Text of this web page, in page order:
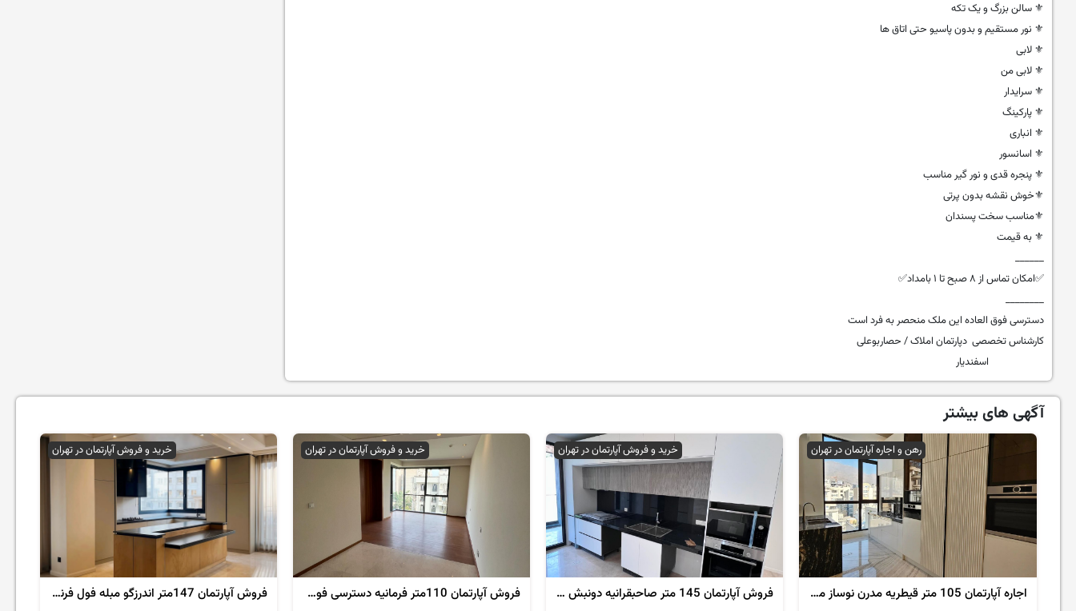
⚜ سالن بزرگ و یک تکه
⚜ نور مستقیم و بدون پاسیو حتی اتاق ها
⚜ لابی
⚜ لابی من
⚜ سرایدار
⚜ پارکینگ
⚜ انباری
⚜ اسانسور
⚜ پنجره قدی و نور گیر مناسب
⚜خوش نقشه بدون پرتی
⚜مناسب سخت پسندان
⚜ به قیمت
______
✅امکان تماس از ۸ صبح تا ۱ بامداد✅
________
دسترسی فوق العاده این ملک منحصر به فرد است
کارشناس تخصصی دپارتمان املاک / حصاربوعلی
اسفندیار
آگهی های بیشتر
رهن و اجاره آپارتمان در تهران
اجاره آپارتمان 105 متر قیطریه مدرن نوساز مشاعات دار
خرید و فروش آپارتمان در تهران
فروش آپارتمان 145 متر صاحبقرانیه دونبش دسترسی بی نظیر
خرید و فروش آپارتمان در تهران
فروش آپارتمان 110متر فرمانیه دسترسی فوق العاده
خرید و فروش آپارتمان در تهران
فروش آپارتمان 147متر اندرزگو مبله فول فرنیش